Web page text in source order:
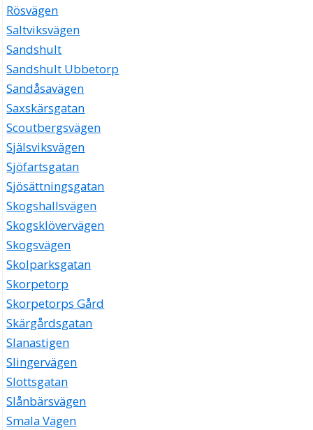
Rösvägen
Saltviksvägen
Sandshult
Sandshult Ubbetorp
Sandåsavägen
Saxskärsgatan
Scoutbergsvägen
Själsviksvägen
Sjöfartsgatan
Sjösättningsgatan
Skogshallsvägen
Skogsklövervägen
Skogsvägen
Skolparksgatan
Skorpetorp
Skorpetorps Gård
Skärgårdsgatan
Slanastigen
Slingervägen
Slottsgatan
Slånbärsvägen
Smala Vägen